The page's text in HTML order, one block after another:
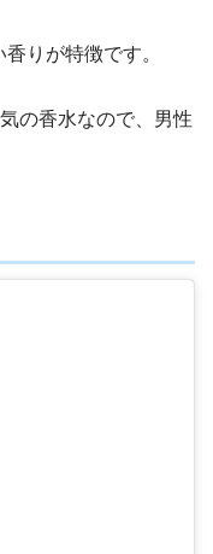
りが特徴です。
の香水なので、男性